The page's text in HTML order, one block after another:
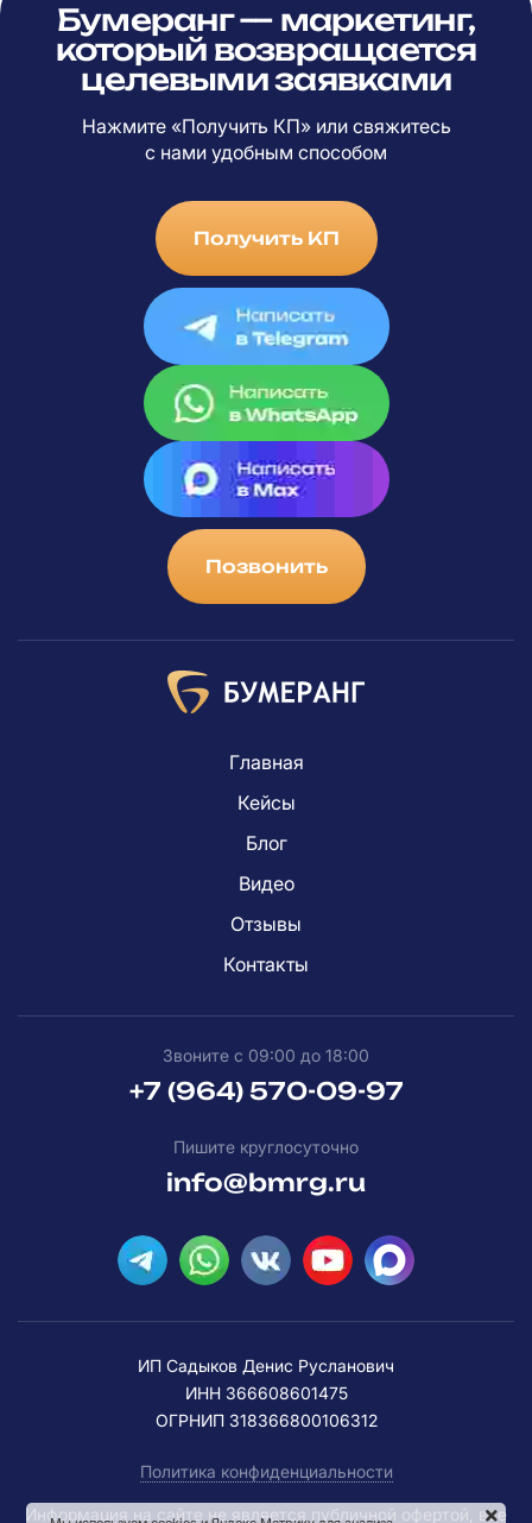
Бумеранг — маркетинг,
который возвращается
целевыми заявками
Нажмите «Получить КП» или свяжитесь
с нами удобным способом
Получить КП
Позвонить
Главная
Кейсы
Блог
Видео
Отзывы
Контакты
Звоните с 09:00 до 18:00
+7 (964) 570-09-97
Пишите круглосуточно
info@bmrg.ru
ИП Садыков Денис Русланович
ИНН 366608601475
ОГРНИП 318366800106312
Политика конфиденциальности
Информация на сайте не является публичной офертой, все